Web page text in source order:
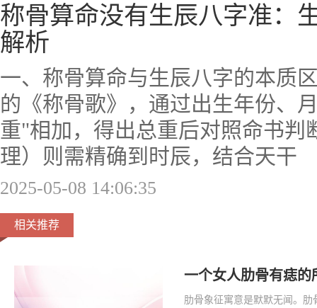
称骨算命没有生辰八字准：
解析
一、称骨算命与生辰八字的本质
的《称骨歌》，通过出生年份、
重"相加，得出总重后对照命书判
理）则需精确到时辰，结合天干
2025-05-08 14:06:35
相关推荐
一个女人肋骨有痣的
肋骨象征寓意是默默无闻。